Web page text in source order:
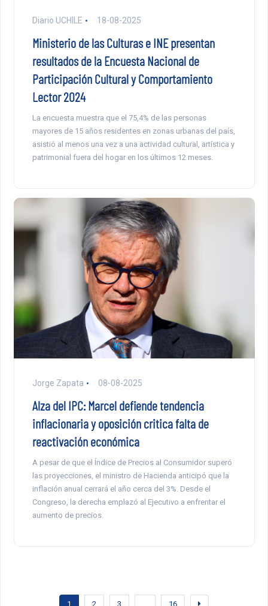
Diario UCHILE 18-08-2025
Ministerio de las Culturas e INE presentan
resultados de la Encuesta Nacional de
Participación Cultural y Comportamiento
Lector 2024
La encuesta muestra que el 75,4% de las personas
mayores de 15 años residentes en zonas urbanas del país,
asistió al menos una vez a una actividad cultural, artística y
patrimonial fuera del hogar en los últimos 12 meses.
Jorge Zapata 08-08-2025
Alza del IPC: Marcel defiende tendencia
inflacionaria y oposición critica falta de
reactivación económica
A pesar de que el Índice de Precios al Consumidor superó
las proyecciones, el ministro de Hacienda anticipó que la
inflación anual cerrará el año cerca del 3%. Desde el
Congreso, la derecha emplazó al Ejecutivo a enfrentar el
aumento de precios.
1 2 3 16